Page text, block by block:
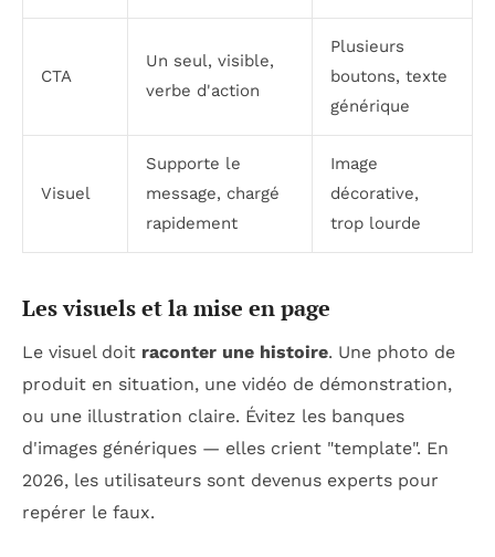
CTA
Un seul, visible,
verbe d'action
Plusieurs
boutons, texte
générique
Visuel
Supporte le
message, chargé
rapidement
Image
décorative,
trop lourde
Les visuels et la mise en page
Le visuel doit raconter une histoire. Une photo de
produit en situation, une vidéo de démonstration,
ou une illustration claire. Évitez les banques
d'images génériques — elles crient "template". En
2026, les utilisateurs sont devenus experts pour
repérer le faux.